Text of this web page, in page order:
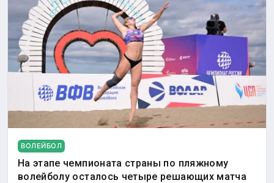
ВОЛЕЙБОЛ
На этапе чемпионата страны по пляжному
волейболу осталось четыре решающих матча